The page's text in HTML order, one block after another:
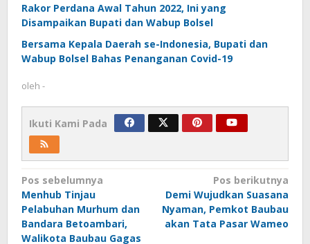
Rakor Perdana Awal Tahun 2022, Ini yang
Disampaikan Bupati dan Wabup Bolsel
Bersama Kepala Daerah se-Indonesia, Bupati dan
Wabup Bolsel Bahas Penanganan Covid-19
oleh -
Ikuti Kami Pada
Navigasi
pos
Pos sebelumnya
Menhub Tinjau
Pelabuhan Murhum dan
Bandara Betoambari,
Walikota Baubau Gagas
Pos berikutnya
Demi Wujudkan Suasana
Nyaman, Pemkot Baubau
akan Tata Pasar Wameo